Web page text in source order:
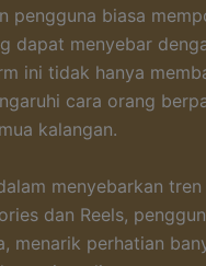
pengguna biasa
dapat menyebar
ini tidak hanya
cara orang
kalangan.
menyebarkan tren
dan Reels,
menarik perhatian